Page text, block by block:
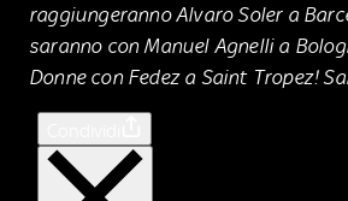
raggiungeranno Alvaro Soler a
saranno con Manuel Agnelli a
Donne con Fedez a Saint Tropez!